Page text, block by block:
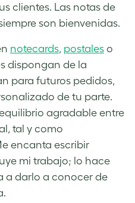
clientes. Las notas de
son bienvenidas.
notecards, postales o
dispongan de la
para futuros pedidos,
de tu parte.
agradable entre
tal y como
encanta escribir
mi trabajo; lo hace
a darlo a conocer de